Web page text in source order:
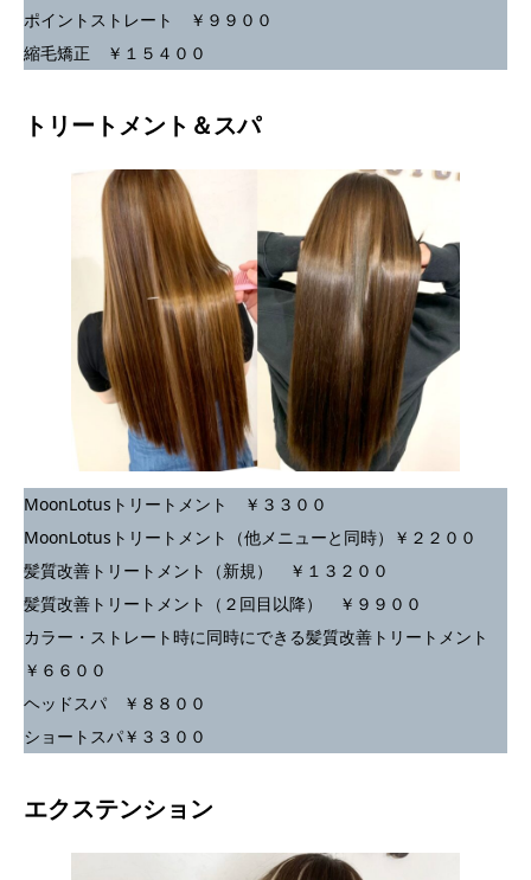
ポイントストレート ￥９９００
縮毛矯正 ￥１５４００
トリートメント＆スパ
MoonLotusトリートメント ￥３３００
MoonLotusトリートメント（他メニューと同時）￥２２００
髪質改善トリートメント（新規） ￥１３２００
髪質改善トリートメント（２回目以降） ￥９９００
カラー・ストレート時に同時にできる髪質改善トリートメント
￥６６００
ヘッドスパ ￥８８００
ショートスパ￥３３００
エクステンション